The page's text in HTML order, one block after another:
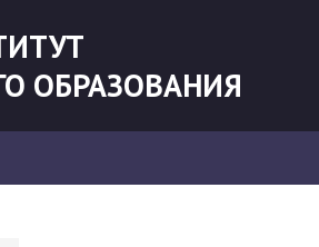
ОБРАЗОВАНИЯ